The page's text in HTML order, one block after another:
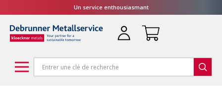
Un service enthousiasmant